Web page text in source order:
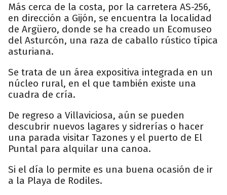
Más cerca de la costa, por la carretera AS-256,
en dirección a Gijón, se encuentra la localidad
de Argüero, donde se ha creado un Ecomuseo
del Asturcón, una raza de caballo rústico típica
asturiana.
Se trata de un área expositiva integrada en un
núcleo rural, en el que también existe una
cuadra de cría.
De regreso a Villaviciosa, aún se pueden
descubrir nuevos lagares y sidrerías o hacer
una parada visitar Tazones y el puerto de El
Puntal para alquilar una canoa.
Si el día lo permite es una buena ocasión de ir
a la Playa de Rodiles.